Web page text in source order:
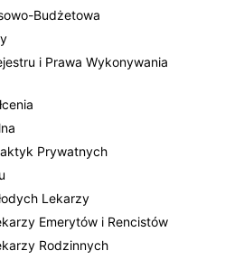
Budżetowa
i Prawa Wykonywania
Prywatnych
Lekarzy
Emerytów i Rencistów
Rodzinnych